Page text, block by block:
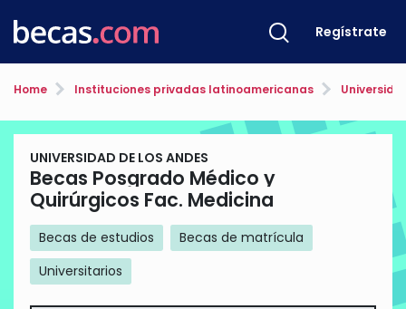
Regístrate
Home Instituciones privadas latinoamericanas
UNIVERSIDAD DE LOS ANDES
Becas Posgrado Médico y
Quirúrgicos Fac. Medicina
Becas de estudios
Becas de matrícula
Universitarios